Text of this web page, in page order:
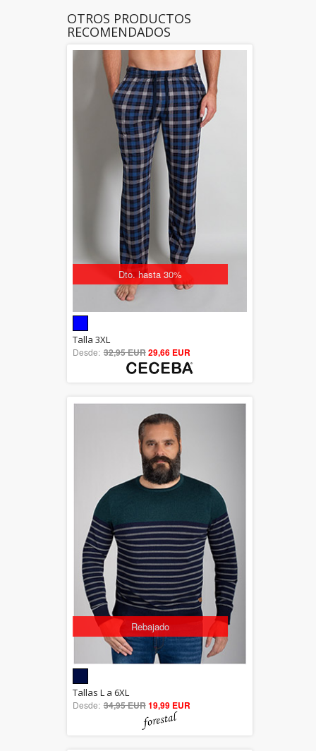
OTROS PRODUCTOS
RECOMENDADOS
Dto. hasta 30%
out of 5
Talla 3XL
Desde: 32,95 EUR29,66 EUR
Rebajado
out of 5
Tallas L a 6XL
Desde: 34,95 EUR19,99 EUR